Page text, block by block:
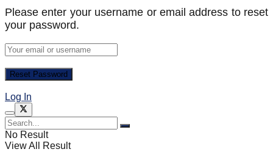
Please enter your username or email address to reset
your password.
Log In
No Result
View All Result